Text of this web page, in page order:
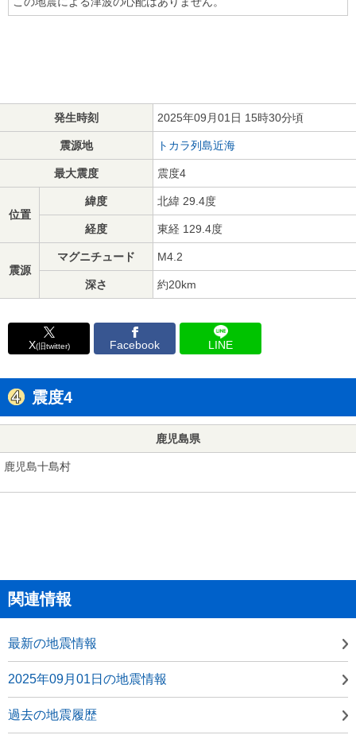
発生時刻 2025年09月01日 15時30分頃
震源地 トカラ列島近海
最大震度 震度4
位置
緯度 北緯 29.4度
経度 東経 129.4度
震源
マグニチュード M4.2
深さ 約20km
X(旧twitter) Facebook LINE
震度4
鹿児島県
鹿児島十島村
関連情報
最新の地震情報
2025年09月01日の地震情報
過去の地震履歴